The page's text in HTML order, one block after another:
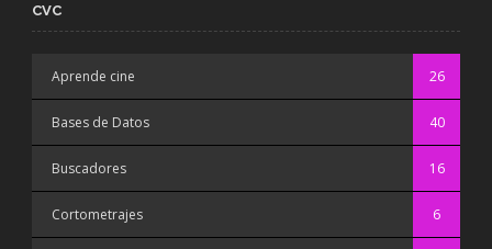
CVC
Aprende cine 26
Bases de Datos 40
Buscadores 16
Cortometrajes 6